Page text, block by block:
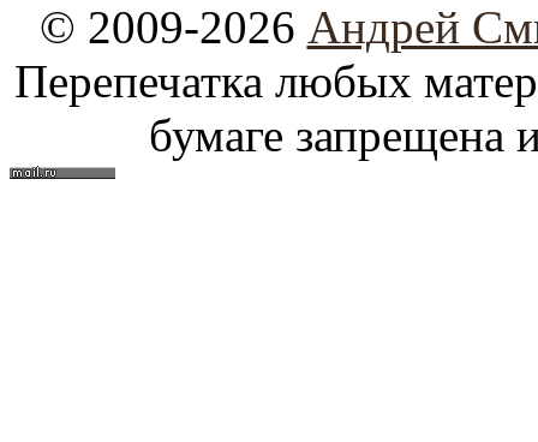
© 2009-2026 Андрей
Перепечатка любых
бумаге запрещена